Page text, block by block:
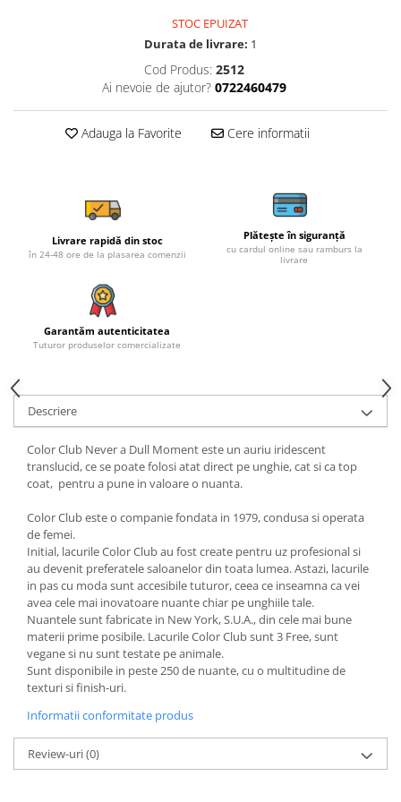
STOC EPUIZAT
Durata de livrare: 1
Cod Produs: 2512
Ai nevoie de ajutor? 0722460479
Adauga la Favorite Cere informatii
Livrare rapidă din stoc
în 24-48 ore de la plasarea comenzii
Plătește în siguranță
cu cardul online sau ramburs la
livrare
Garantăm autenticitatea
Tuturor produselor comercializate
Descriere
Color Club Never a Dull Moment este un auriu iridescent
translucid, ce se poate folosi atat direct pe unghie, cat si ca top
coat, pentru a pune in valoare o nuanta.
Color Club este o companie fondata in 1979, condusa si operata
de femei.
Initial, lacurile Color Club au fost create pentru uz profesional si
au devenit preferatele saloanelor din toata lumea. Astazi, lacurile
in pas cu moda sunt accesibile tuturor, ceea ce inseamna ca vei
avea cele mai inovatoare nuante chiar pe unghiile tale.
Nuantele sunt fabricate in New York, S.U.A., din cele mai bune
materii prime posibile. Lacurile Color Club sunt 3 Free, sunt
vegane si nu sunt testate pe animale.
Sunt disponibile in peste 250 de nuante, cu o multitudine de
texturi si finish-uri.
Informatii conformitate produs
Review-uri(0)